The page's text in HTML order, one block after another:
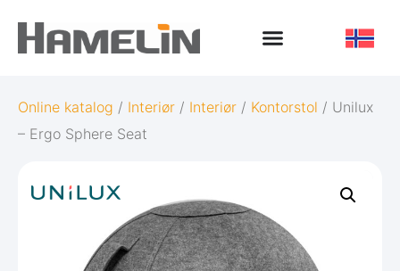
Online katalog / Interiør / Interiør / Kontorstol / Unilux
– Ergo Sphere Seat